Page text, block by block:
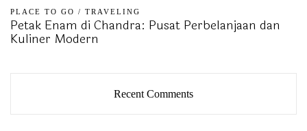
PLACE TO GO / TRAVELING
Petak Enam di Chandra: Pusat Perbelanjaan dan
Kuliner Modern
Recent Comments